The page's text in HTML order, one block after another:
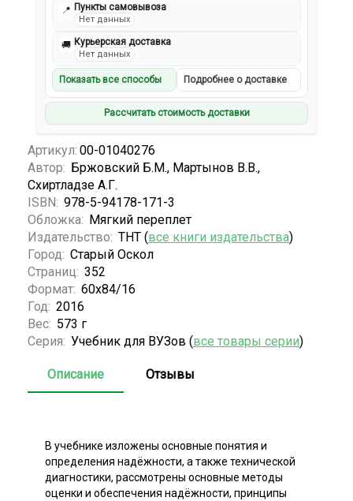
📍 Пункты самовывоза
Нет данных
🚚 Курьерская доставка
Нет данных
Показать все способы Подробнее о доставке
Рассчитать стоимость доставки
Артикул: 00-01040276
Автор: Бржовский Б.М., Мартынов В.В.,
Схиртладзе А.Г.
ISBN: 978-5-94178-171-3
Обложка: Мягкий переплет
Издательство: ТНТ (все книги издательства)
Город: Старый Оскол
Страниц: 352
Формат: 60х84/16
Год: 2016
Вес: 573 г
Серия: Учебник для ВУЗов (все товары серии)
Описание Отзывы
В учебнике изложены основные понятия и
определения надёжности, а также технической
диагностики, рассмотрены основные методы
оценки и обеспечения надёжности, принципы